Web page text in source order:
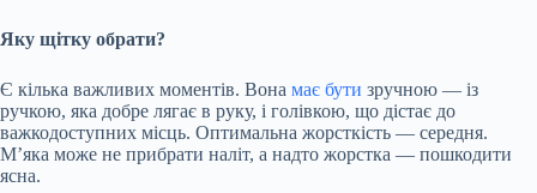
Яку щітку обрати?
Є кілька важливих моментів. Вона має бути зручною — із
ручкою, яка добре лягає в руку, і голівкою, що дістає до
важкодоступних місць. Оптимальна жорсткість — середня.
М’яка може не прибрати наліт, а надто жорстка — пошкодити
ясна.